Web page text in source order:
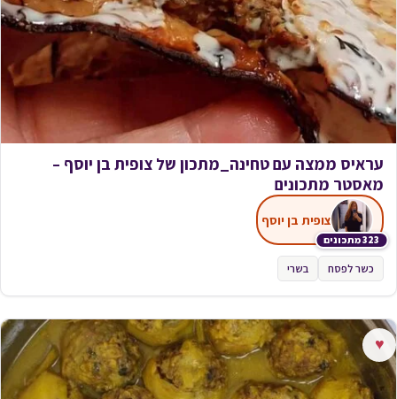
עראיס ממצה עם טחינה_מתכון של צופית בן יוסף –
מאסטר מתכונים
323 מתכונים
צופית בן יוסף
כשר לפסח בשרי
♥